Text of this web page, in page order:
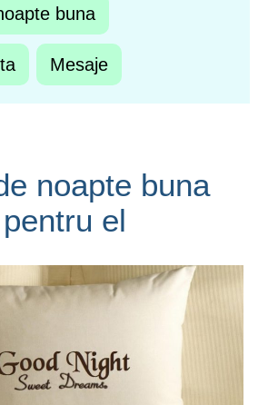
buna
Mesaje
noapte buna
pentru el